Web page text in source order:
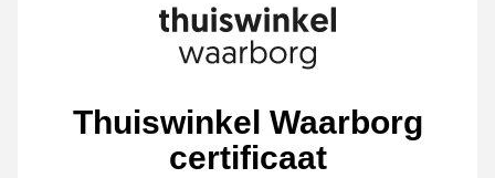
Thuiswinkel Waarborg
certificaat